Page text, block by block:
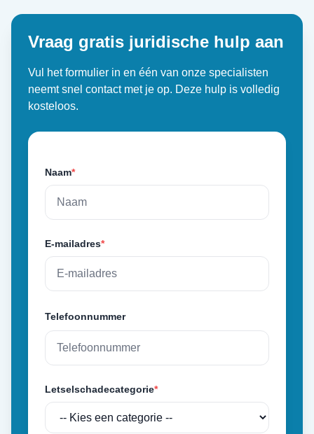
Vraag gratis juridische hulp aan
Vul het formulier in en één van onze specialisten
neemt snel contact met je op. Deze hulp is volledig
kosteloos.
Naam*
E-mailadres*
Telefoonnummer
Letselschadecategorie*